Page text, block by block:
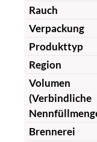
Rauch
Verpackung
Produkttyp
Region
Volumen
(Verbindliche
Brennerei